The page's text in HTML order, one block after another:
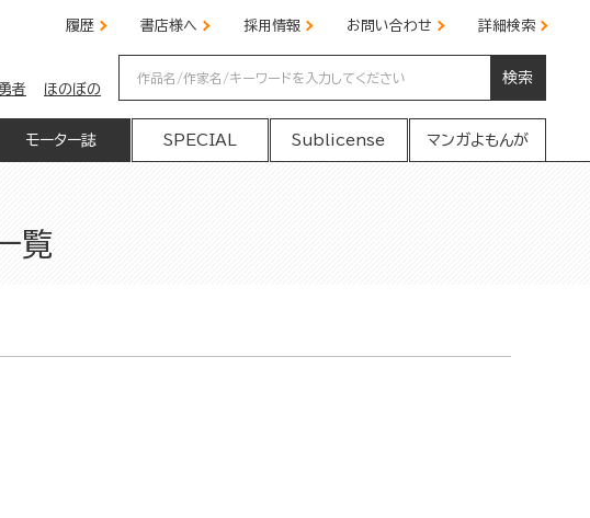
履歴 書店様へ 採用情報 お問い合わせ 詳細検索
者 ほのぼの
検索
モーター誌 SPECIAL Sublicense マンガよもんが
覧